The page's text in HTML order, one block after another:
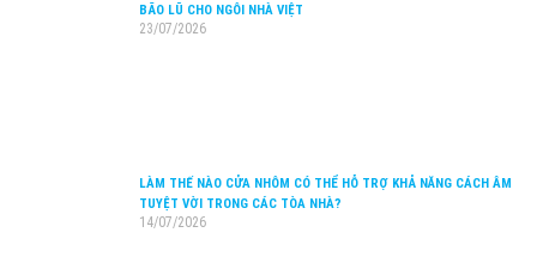
BÃO LŨ CHO NGÔI NHÀ VIỆT
23/07/2026
LÀM THẾ NÀO CỬA NHÔM CÓ THỂ HỖ TRỢ KHẢ NĂNG CÁCH ÂM
TUYỆT VỜI TRONG CÁC TÒA NHÀ?
14/07/2026